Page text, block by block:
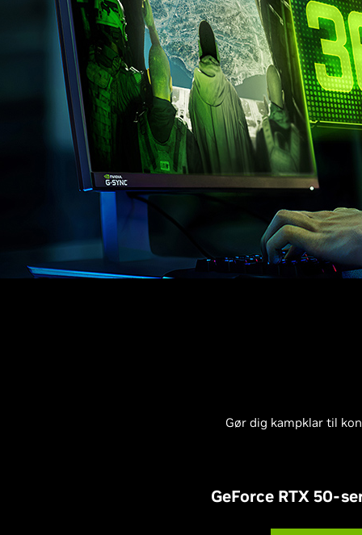
Gør dig kampklar til
GeForce RTX 50-